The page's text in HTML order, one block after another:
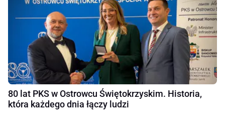
80 lat PKS w Ostrowcu Świętokrzyskim. Historia,
która każdego dnia łączy ludzi